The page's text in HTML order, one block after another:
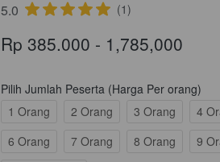
5.0 (1)
Rp 385.000 - 1,785,000
Pilih Jumlah Peserta (Harga Per orang)
1 Orang
2 Orang 3 Orang 4
6 Orang
7 Orang 8 Orang
9